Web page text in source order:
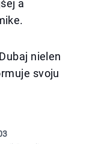
a
nielen
svoju